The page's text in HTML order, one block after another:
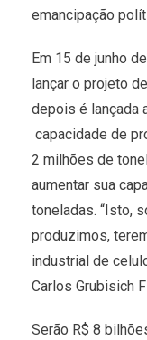
emancipação
Em 15 de junho
lançar o projeto
depois é lançada
capacidade de
2 milhões de
aumentar sua
toneladas. “Isto,
produzimos,
industrial de
Carlos Grubisich
Serão R$ 8